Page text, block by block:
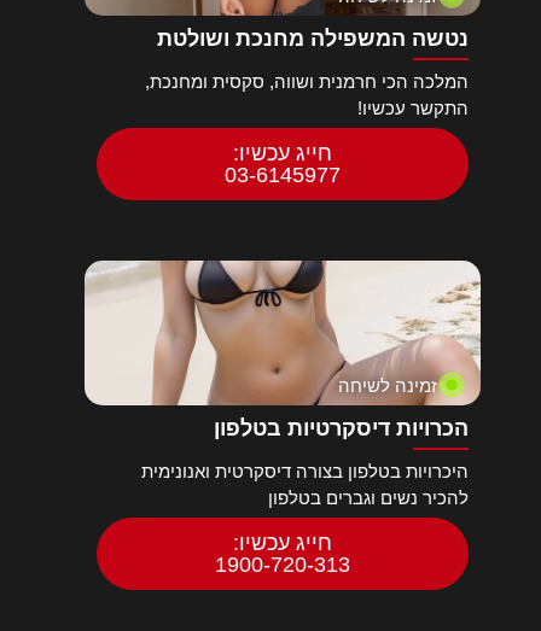
נטשה המשפילה מחנכת ושולטת
המלכה הכי חרמנית ושווה, סקסית ומחנכת,
התקשר עכשיו!
חייג עכשיו:
03-6145977
זמינה לשיחה
הכרויות דיסקרטיות בטלפון
היכרויות בטלפון בצורה דיסקרטית ואנונימית
להכיר נשים וגברים בטלפון
חייג עכשיו:
1900-720-313